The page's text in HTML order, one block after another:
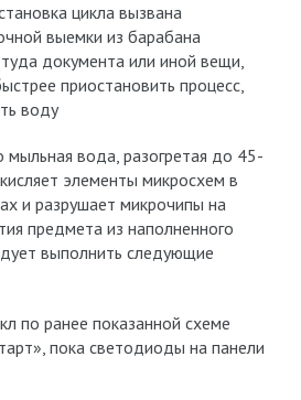
цикла вызвана
выемки из барабана
документа или иной вещи,
приостановить процесс,
воду
вода, разогретая до 45-
элементы микросхем в
и разрушает микрочипы на
предмета из наполненного
выполнить следующие
по ранее показанной схеме
пока светодиоды на панели